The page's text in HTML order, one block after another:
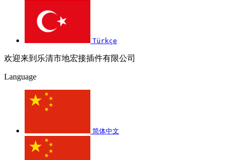
Türkçe
欢迎来到乐清市地宏接插件有限公司
Language
简体中文